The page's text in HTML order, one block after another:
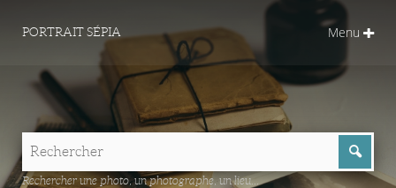
PORTRAIT SÉPIA Menu
Rechercher une photo, un photographe, un lieu...